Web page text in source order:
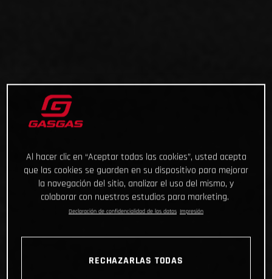
Al hacer clic en “Aceptar todas las cookies”, usted acepta
que las cookies se guarden en su dispositivo para mejorar
la navegación del sitio, analizar el uso del mismo, y
colaborar con nuestros estudios para marketing.
Declaración de confidencialidad de los datos Impresión
RECHAZARLAS TODAS